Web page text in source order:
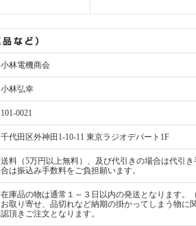
小林電機商会
小林弘幸
101-0021
千代田区外神田1-10-11 東京ラジオデパート1F
送料（5万円以上無料）、及び代引きの場合は代引
合は振込み手数料をご負担願います。
在庫品の物は通常１～３日以内の発送となります。
お取り寄せ、品切れなど納期の掛かってしまう物に
認頂きご注文となります。